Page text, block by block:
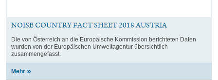
NOISE COUNTRY FACT SHEET 2018 AUSTRIA
Die von Österreich an die Europäische Kommission berichteten Daten
wurden von der Europäischen Umweltagentur übersichtlich
zusammengefasst.
Mehr